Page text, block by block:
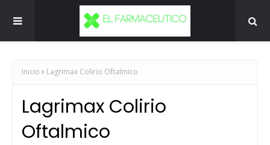
Inicio Lagrimax Colirio Oftalmico
Lagrimax Colirio
Oftalmico